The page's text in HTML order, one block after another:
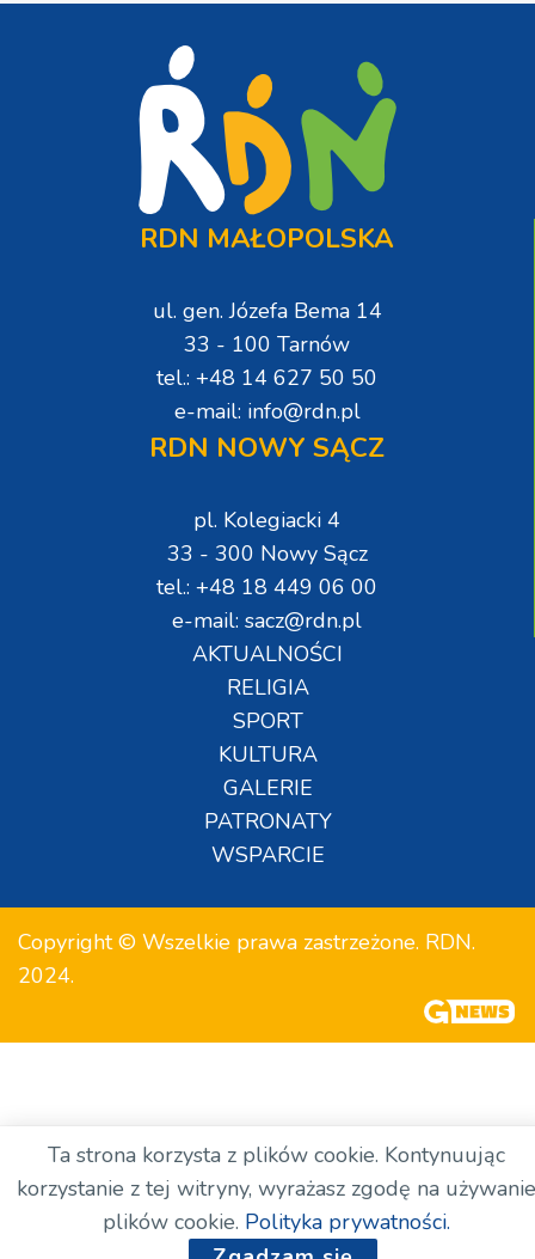
RDN MAŁOPOLSKA
ul. gen. Józefa Bema 14
33 - 100 Tarnów
tel.: +48 14 627 50 50
e-mail: info@rdn.pl
RDN NOWY SĄCZ
pl. Kolegiacki 4
33 - 300 Nowy Sącz
tel.: +48 18 449 06 00
e-mail: sacz@rdn.pl
AKTUALNOŚCI
RELIGIA
SPORT
KULTURA
GALERIE
PATRONATY
WSPARCIE
Copyright © Wszelkie prawa zastrzeżone. RDN.
2024.
Ta strona korzysta z plików cookie. Kontynuując
korzystanie z tej witryny, wyrażasz zgodę na używanie
plików cookie. Polityka prywatności.